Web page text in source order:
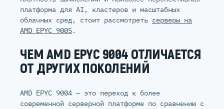
платформа для AI, кластеров и масштабных
облачных сред, стоит рассмотреть серверы на
AMD EPYC 9005.
ЧЕМ AMD EPYC 9004 ОТЛИЧАЕТСЯ
ОТ ДРУГИХ ПОКОЛЕНИЙ
AMD EPYC 9004 — это переход к более
современной серверной платформе по сравнению с